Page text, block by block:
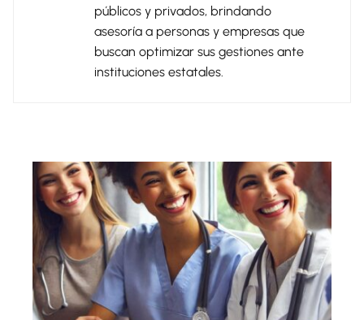
públicos y privados, brindando
asesoría a personas y empresas que
buscan optimizar sus gestiones ante
instituciones estatales.